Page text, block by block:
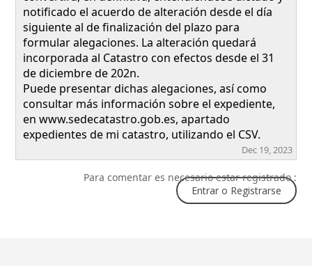
notificado el acuerdo de alteración desde el día
siguiente al de finalización del plazo para
formular alegaciones. La alteración quedará
incorporada al Catastro con efectos desde el 31
de diciembre de 202n.
Puede presentar dichas alegaciones, así como
consultar más información sobre el expediente,
en www.sedecatastro.gob.es, apartado
expedientes de mi catastro, utilizando el CSV.
Dec 19, 2023
Para comentar es necesario estar registrado :
Entrar o Registrarse